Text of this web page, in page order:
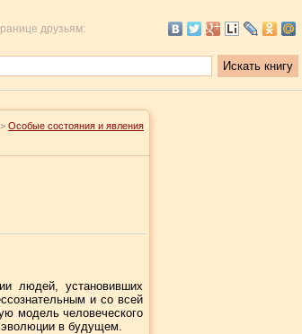
друзьям:
Особые состояния и явления
людей, установивших
и со всей
модель человеческого
эволюции в будущем.